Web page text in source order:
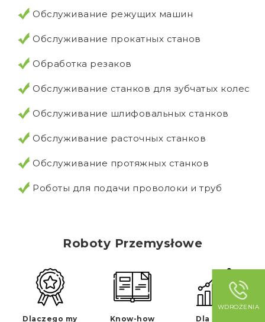
Обслуживание режущих машин
Обслуживание прокатных станов
Обработка резаков
Обслуживание станков для зубчатых колес
Обслуживание шлифовальных станков
Обслуживание расточных станков
Обслуживание протяжных станков
Роботы для подачи проволоки и труб
Roboty Przemysłowe
Dlaczego my Know-how Dla kogo
WDROŻENIA